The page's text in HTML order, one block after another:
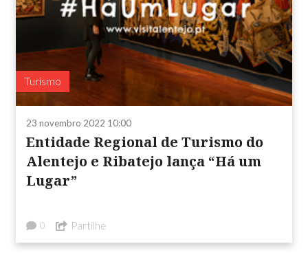
Turismo
23 novembro 2022 10:00
Entidade Regional de Turismo do
Alentejo e Ribatejo lança “Há um
Lugar”
0 Partilhe